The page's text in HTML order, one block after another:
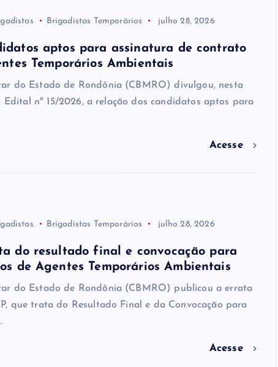
Brigadistas Temporários julho 28, 2026
aptos para assinatura de contrato
Temporários Ambientais
do Estado de Rondônia (CBMRO) divulgou, nesta
nº 15/2026, a relação dos candidatos aptos para
Acesse
Brigadistas Temporários julho 28, 2026
do resultado final e convocação para
de Agentes Temporários Ambientais
do Estado de Rondônia (CBMRO) publicou a errata
que trata do Resultado Final e da Convocação para
Acesse